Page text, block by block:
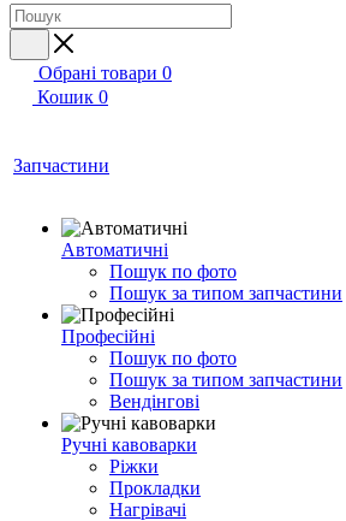
Обрані товари 0
Кошик 0
Запчастини
Автоматичні
Пошук по фото
Пошук за типом запчастини
Професійні
Пошук по фото
Пошук за типом запчастини
Вендінгові
Ручні кавоварки
Ріжки
Прокладки
Нагрівачі